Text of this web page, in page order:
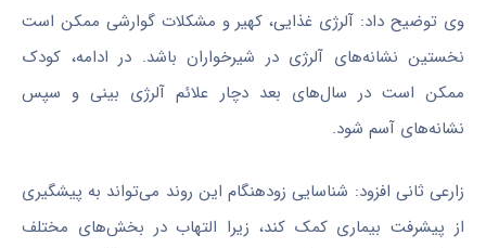
وی توضیح داد: آلرژی غذایی، کهیر و مشکلات گوارشی ممکن است
نخستین نشانه‌های آلرژی در شیرخواران باشد. در ادامه، کودک
ممکن است در سال‌های بعد دچار علائم آلرژی بینی و سپس
نشانه‌های آسم شود.
زارعی ثانی افزود: شناسایی زودهنگام این روند می‌تواند به پیشگیری
از پیشرفت بیماری کمک کند، زیرا التهاب در بخش‌های مختلف